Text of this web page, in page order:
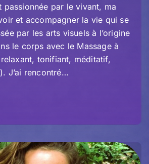
passionnée par le vivant, ma
et accompagner la vie qui se
par les arts visuels à l’origine
le corps avec le Massage à
relaxant, tonifiant, méditatif,
J’ai rencontré…